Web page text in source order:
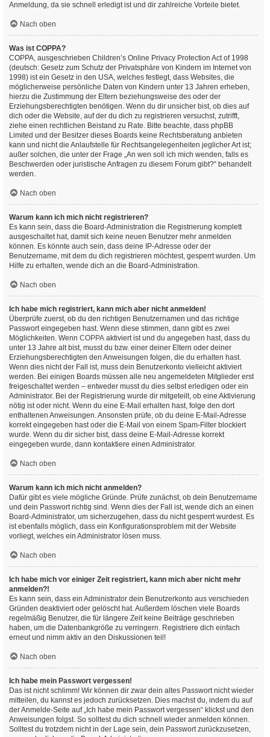
Anmeldung, da sie schnell erledigt ist und dir zahlreiche Vorteile bietet.
Nach oben
Was ist COPPA?
COPPA, ausgeschrieben Children’s Online Privacy Protection Act of 1998
(deutsch: Gesetz zum Schutz der Privatsphäre von Kindern im Internet von
1998) ist ein Gesetz in den USA, welches festlegt, dass Websites, die
möglicherweise persönliche Daten von Kindern unter 13 Jahren erheben,
hierzu die Zustimmung der Eltern beziehungsweise des oder der
Erziehungsberechtigten benötigen. Wenn du dir unsicher bist, ob dies auf
dich oder die Website, auf der du dich zu registrieren versuchst, zutrifft,
ziehe einen rechtlichen Beistand zu Rate. Bitte beachte, dass phpBB
Limited und der Besitzer dieses Boards keine Rechtsberatung anbieten
kann und nicht die Anlaufstelle für Rechtsangelegenheiten jeglicher Art ist;
außer solchen, die unter der Frage „An wen soll ich mich wenden, falls es
Beschwerden oder juristische Anfragen zu diesem Forum gibt?“ behandelt
werden.
Nach oben
Warum kann ich mich nicht registrieren?
Es kann sein, dass die Board-Administration die Registrierung komplett
ausgeschaltet hat, damit sich keine neuen Benutzer mehr anmelden
können. Es könnte auch sein, dass deine IP-Adresse oder der
Benutzername, mit dem du dich registrieren möchtest, gesperrt wurden. Um
Hilfe zu erhalten, wende dich an die Board-Administration.
Nach oben
Ich habe mich registriert, kann mich aber nicht anmelden!
Überprüfe zuerst, ob du den richtigen Benutzernamen und das richtige
Passwort eingegeben hast. Wenn diese stimmen, dann gibt es zwei
Möglichkeiten. Wenn COPPA aktiviert ist und du angegeben hast, dass du
unter 13 Jahre alt bist, musst du bzw. einer deiner Eltern oder deiner
Erziehungsberechtigten den Anweisungen folgen, die du erhalten hast.
Wenn dies nicht der Fall ist, muss dein Benutzerkonto vielleicht aktiviert
werden. Bei einigen Boards müssen alle neu angemeldeten Mitglieder erst
freigeschaltet werden – entweder musst du dies selbst erledigen oder ein
Administrator. Bei der Registrierung wurde dir mitgeteilt, ob eine Aktivierung
nötig ist oder nicht. Wenn du eine E-Mail erhalten hast, folge den dort
enthaltenen Anweisungen. Ansonsten prüfe, ob du deine E-Mail-Adresse
korrekt eingegeben hast oder die E-Mail von einem Spam-Filter blockiert
wurde. Wenn du dir sicher bist, dass deine E-Mail-Adresse korrekt
eingegeben wurde, dann kontaktiere einen Administrator.
Nach oben
Warum kann ich mich nicht anmelden?
Dafür gibt es viele mögliche Gründe. Prüfe zunächst, ob dein Benutzername
und dein Passwort richtig sind. Wenn dies der Fall ist, wende dich an einen
Board-Administrator, um sicherzugehen, dass du nicht gesperrt wurdest. Es
ist ebenfalls möglich, dass ein Konfigurationsproblem mit der Website
vorliegt, welches ein Administrator lösen muss.
Nach oben
Ich habe mich vor einiger Zeit registriert, kann mich aber nicht mehr
anmelden?!
Es kann sein, dass ein Administrator dein Benutzerkonto aus verschieden
Gründen deaktiviert oder gelöscht hat. Außerdem löschen viele Boards
regelmäßig Benutzer, die für längere Zeit keine Beiträge geschrieben
haben, um die Datenbankgröße zu verringern. Registriere dich einfach
erneut und nimm aktiv an den Diskussionen teil!
Nach oben
Ich habe mein Passwort vergessen!
Das ist nicht schlimm! Wir können dir zwar dein altes Passwort nicht wieder
mitteilen, du kannst es jedoch zurücksetzen. Dies machst du, indem du auf
der Anmelde-Seite auf „Ich habe mein Passwort vergessen“ klickst und den
Anweisungen folgst. So solltest du dich schnell wieder anmelden können.
Solltest du trotzdem nicht in der Lage sein, dein Passwort zurückzusetzen,